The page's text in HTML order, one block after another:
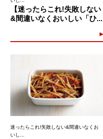
【迷ったらこれ!失敗しない
&間違いなくおいしい「ひ...
迷ったらこれ!失敗しない&間違いなくお
いし...